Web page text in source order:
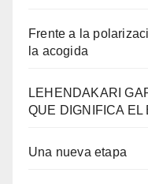
Frente a la
la acogida
LEHENDAKARI
QUE DIGNIFICA
Una nueva etapa